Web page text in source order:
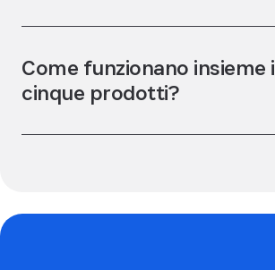
Come funzionano insieme i
cinque prodotti?